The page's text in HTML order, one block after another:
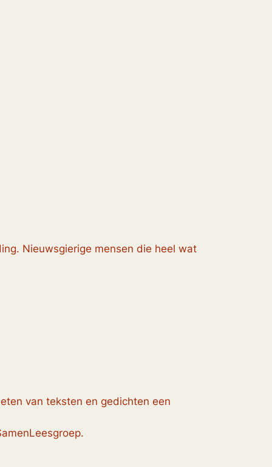
Nieuwsgierige mensen die heel wat
van teksten en gedichten een